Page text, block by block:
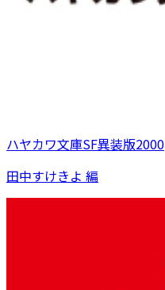
ハヤカワ文庫SF異装版2000
田中すけきよ 編